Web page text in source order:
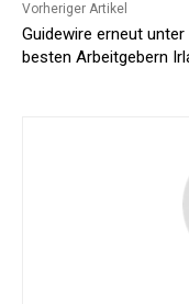
Vorheriger Artikel
Guidewire erneut unter
besten Arbeitgebern